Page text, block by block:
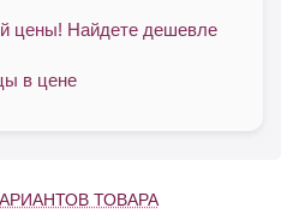
цены! Найдете дешевле
в цене
ТОВАРА